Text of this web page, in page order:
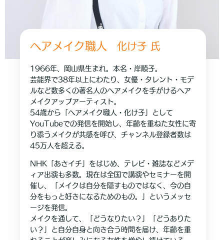
ヘアメイク職人 化け子氏
1966年、岡山県生まれ。本名・岸順子。
芸能界で38年以上にわたり、女優・タレント・モデ
ルなど数多くの著名人のヘアメイクを手がけるヘア
メイクアップアーティスト。
54歳から「ヘアメイク職人・化け子」として
YouTubeでの発信を開始し、年齢を重ねた女性に寄
り添うメイクが共感を呼び、チャンネル登録者数は
45万人を超える。
NHK「あさイチ」をはじめ、テレビ・雑誌などメデ
ィア出演も多数。現在は全国で講演やセミナーを開
催し、「メイクは自分を隠すものではなく、今の自
分をもっと好きになるためのもの。」というメッセ
ージを発信。
メイクを通して、「どうなりたい？」「どうありた
い？」と自分自身と向き合う時間を届け、年齢を重